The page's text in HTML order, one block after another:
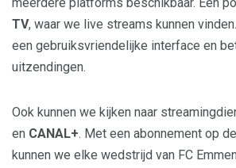
TV, waar we live streams kunnen
een gebruiksvriendelijke interface en
uitzendingen.
Ook kunnen we kijken naar
en CANAL+. Met een abonnement op
kunnen we elke wedstrijd van FC